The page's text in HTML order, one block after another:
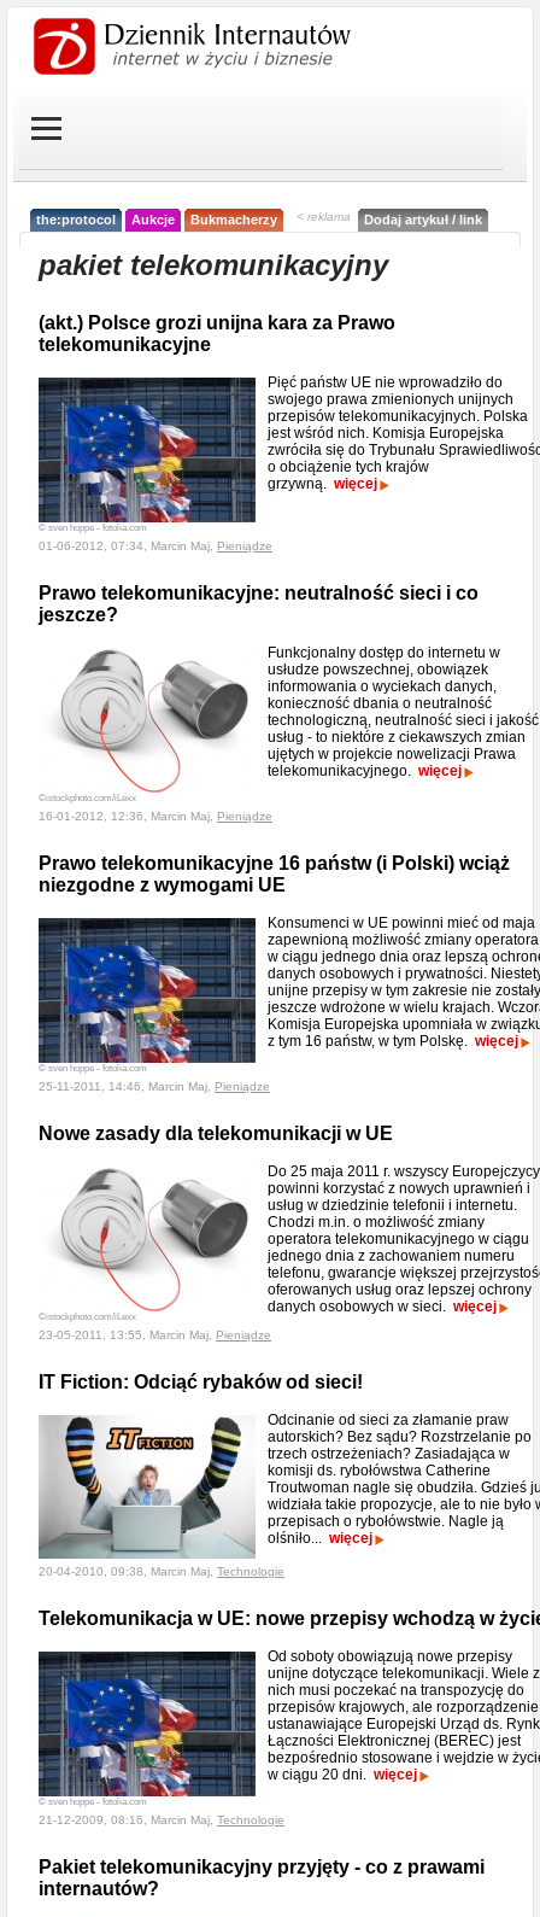
the:protocol Aukcje Bukmacherzy < reklama Dodaj artykuł / link
pakiet telekomunikacyjny
(akt.) Polsce grozi unijna kara za Prawo
telekomunikacyjne
© sven hoppe - fotolia.com
Pięć państw UE nie wprowadziło do
swojego prawa zmienionych unijnych
przepisów telekomunikacyjnych. Polska
jest wśród nich. Komisja Europejska
zwróciła się do Trybunału
o obciążenie tych krajów
grzywną. więcej
01-06-2012, 07:34, Marcin Maj, Pieniądze
Prawo telekomunikacyjne: neutralność sieci i co
jeszcze?
©istockphoto.com/iLexx
Funkcjonalny dostęp do internetu w
usłudze powszechnej, obowiązek
informowania o wyciekach danych,
konieczność dbania o neutralność
technologiczną, neutralność sieci i jakość
usług - to niektóre z ciekawszych zmian
ujętych w projekcie nowelizacji Prawa
telekomunikacyjnego. więcej
16-01-2012, 12:36, Marcin Maj, Pieniądze
Prawo telekomunikacyjne 16 państw (i Polski) wciąż
niezgodne z wymogami UE
© sven hoppe - fotolia.com
Konsumenci w UE powinni mieć od maja
zapewnioną możliwość zmiany operatora
w ciągu jednego dnia oraz lepszą
danych osobowych i prywatności.
unijne przepisy w tym zakresie nie zostały
jeszcze wdrożone w wielu krajach.
Komisja Europejska upomniała w
z tym 16 państw, w tym Polskę. więcej
25-11-2011, 14:46, Marcin Maj, Pieniądze
Nowe zasady dla telekomunikacji w UE
©istockphoto.com/iLexx
Do 25 maja 2011 r. wszyscy Europejczycy
powinni korzystać z nowych uprawnień i
usług w dziedzinie telefonii i internetu.
Chodzi m.in. o możliwość zmiany
operatora telekomunikacyjnego w ciągu
jednego dnia z zachowaniem numeru
telefonu, gwarancje większej
oferowanych usług oraz lepszej ochrony
danych osobowych w sieci. więcej
23-05-2011, 13:55, Marcin Maj, Pieniądze
IT Fiction: Odciąć rybaków od sieci!
Odcinanie od sieci za złamanie praw
autorskich? Bez sądu? Rozstrzelanie po
trzech ostrzeżeniach? Zasiadająca w
komisji ds. rybołówstwa Catherine
Troutwoman nagle się obudziła. Gdzieś
widziała takie propozycje, ale to nie było
przepisach o rybołówstwie. Nagle ją
olśniło... więcej
20-04-2010, 09:38, Marcin Maj, Technologie
Telekomunikacja w UE: nowe przepisy wchodzą w
© sven hoppe - fotolia.com
Od soboty obowiązują nowe przepisy
unijne dotyczące telekomunikacji. Wiele z
nich musi poczekać na transpozycję do
przepisów krajowych, ale rozporządzenie
ustanawiające Europejski Urząd ds.
Łączności Elektronicznej (BEREC) jest
bezpośrednio stosowane i wejdzie w
w ciągu 20 dni. więcej
21-12-2009, 08:16, Marcin Maj, Technologie
Pakiet telekomunikacyjny przyjęty - co z prawami
internautów?